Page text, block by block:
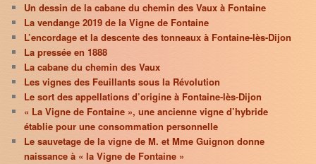
Un dessin de la cabane du chemin des Vaux à Fontaine
La vendange 2019 de la Vigne de Fontaine
L’encordage et la descente des tonneaux à Fontaine-lès-Dijon
La pressée en 1888
La cabane du chemin des Vaux
Les vignes des Feuillants sous la Révolution
Le sort des appellations d’origine à Fontaine-lès-Dijon
« La Vigne de Fontaine », une ancienne vigne d’hybride
établie pour une consommation personnelle
Le sauvetage de la vigne de M. et Mme Guignon donne
naissance à « la Vigne de Fontaine »